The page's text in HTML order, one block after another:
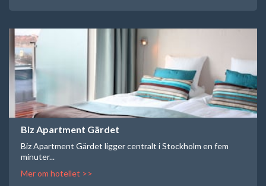
Biz Apartment Gärdet
Biz Apartment Gärdet ligger centralt i Stockholm en fem
minuter...
Mer om hotellet >>